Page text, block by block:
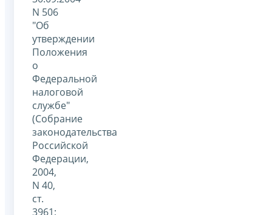
N 506
"Об
утверждении
Положения
о
Федеральной
налоговой
службе"
(Собрание
законодательства
Российской
Федерации,
2004,
N 40,
ст.
3961;